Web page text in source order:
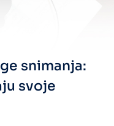
snimanja:
svoje